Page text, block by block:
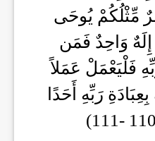
مِّثْلُكُمْ يُوحَى
إِلَهٌ وَاحِدٌ فَمَن
فَلْيَعْمَلْ عَمَلاً
رَبِّهِ أَحَدًا